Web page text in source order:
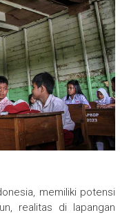
memiliki potensi
realitas di lapangan